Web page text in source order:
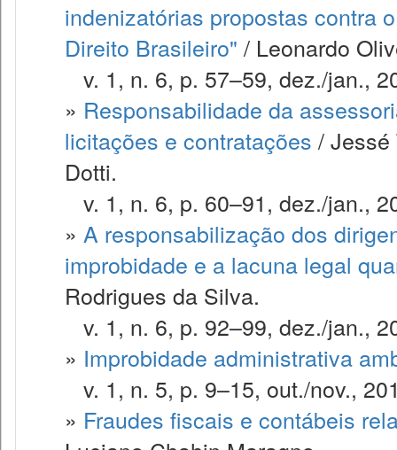
indenizatórias propostas contra
Direito Brasileiro" / Leonardo
v. 1, n. 6, p. 57–59, dez./jan.,
» Responsabilidade da
licitações e contratações / Jessé
Dotti.
v. 1, n. 6, p. 60–91, dez./jan.,
» A responsabilização dos
improbidade e a lacuna legal
Rodrigues da Silva.
v. 1, n. 6, p. 92–99, dez./jan.,
» Improbidade administrativa
v. 1, n. 5, p. 9–15, out./nov.,
» Fraudes fiscais e contábeis